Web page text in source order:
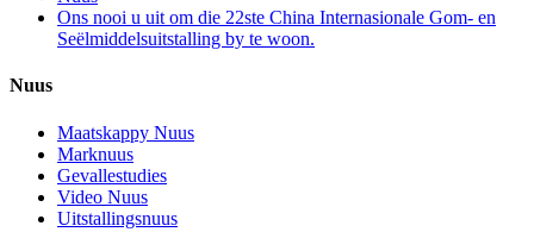
Ons nooi u uit om die 22ste China Internasionale Gom- en
Seëlmiddelsuitstalling by te woon.
Nuus
Maatskappy Nuus
Marknuus
Gevallestudies
Video Nuus
Uitstallingsnuus